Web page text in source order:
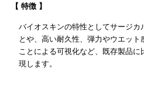
【 特徴 】
バイオスキンの特性としてサージカ
とや、高い耐久性、弾力やウエッ
ことによる可視化など、既存製品
現します。